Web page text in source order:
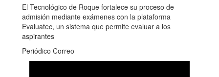
El Tecnológico de Roque fortalece su proceso de
admisión mediante exámenes con la plataforma
Evaluatec, un sistema que permite evaluar a los
aspirantes
Periódico Correo